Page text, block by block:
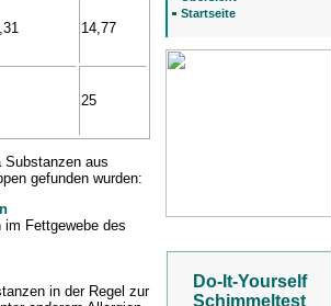
14,77
25
Substanzen aus
gefunden wurden:
Fettgewebe des
in der Regel zur
Startseite
Do-It-Yourself
Schimmeltest